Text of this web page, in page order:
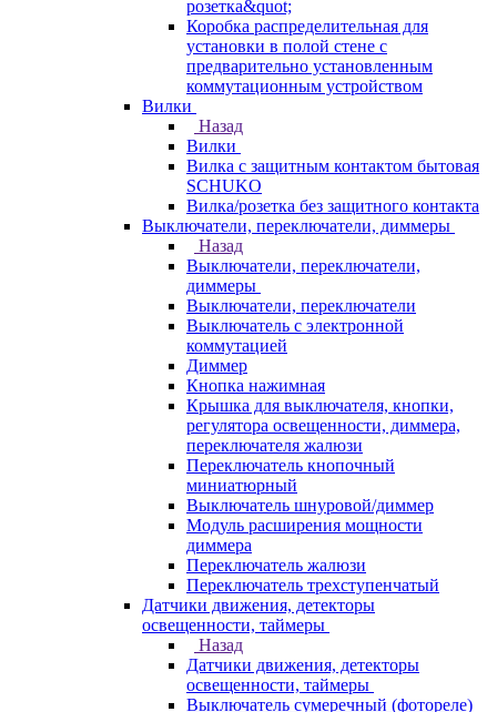
розетка&quot;
Коробка распределительная для
установки в полой стене с
предварительно установленным
коммутационным устройством
Вилки
Назад
Вилки
Вилка с защитным контактом бытовая
SCHUKO
Вилка/розетка без защитного контакта
Выключатели, переключатели, диммеры
Назад
Выключатели, переключатели,
диммеры
Выключатели, переключатели
Выключатель с электронной
коммутацией
Диммер
Кнопка нажимная
Крышка для выключателя, кнопки,
регулятора освещенности, диммера,
переключателя жалюзи
Переключатель кнопочный
миниатюрный
Выключатель шнуровой/диммер
Модуль расширения мощности
диммера
Переключатель жалюзи
Переключатель трехступенчатый
Датчики движения, детекторы
освещенности, таймеры
Назад
Датчики движения, детекторы
освещенности, таймеры
Выключатель сумеречный (фотореле)